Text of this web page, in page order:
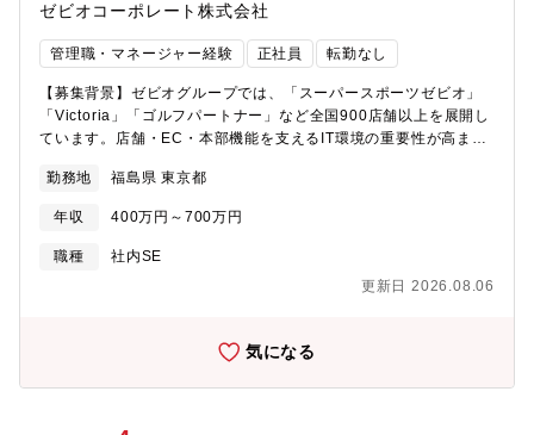
業制度（取得実績あり）・定期健康診断・各種検診補助 （子宮が
ん・乳がん・前立腺がん・脳ドック・腫瘍マーカー・付加健
診）・業務改善・サービス向上表彰制度 （チーム表彰・個人表
ゼビオコーポレート株式会社
管理職・マネージャー経験 正社員 転勤なし
【募集背景】ゼビオグループでは、「スーパースポーツゼビオ」
「Victoria」「ゴルフパートナー」など全国900店舗以上を展開し
ています。店舗・EC・本部機能を支えるIT環境の重要性が高まる
バーを募集します。単なる運用担当ではなく、セキュリティ方針
の策定から施策実行まで携わる中核ポジションです。【業務内
容】ゼビオグループ全体の情報セキュリティ体制強化に向けて、
企画・運用・改善まで幅広く担当いただきます。【具体的に
ィリスクの分析および対策立案・セキュリティインシデント対
外部監査対応・関係部署との調整および改善施策推進・外部ベン
ダーとの折衝・管理・社員向けセキュリティ教育の企画運営・最
新セキュリティ技術・サービスの調査および導入検討【このポジ
勤務地 福島県 東京都
年収 400万円～700万円
職種
社内SE
更新日 2026.08.06
気になる